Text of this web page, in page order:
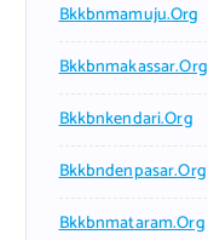
Bkkbnmamuju.org
Bkkbnmakassar.org
Bkkbnkendari.org
Bkkbndenpasar.org
Bkkbnmataram.org